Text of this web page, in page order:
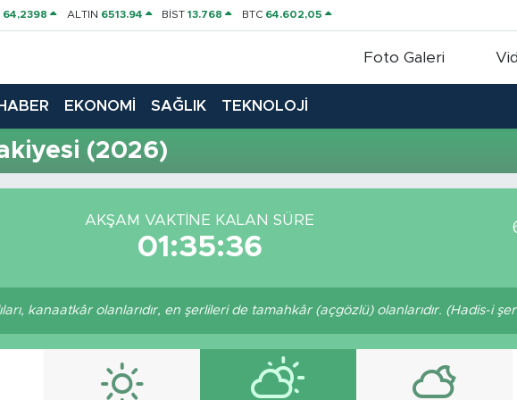
64,2398 ALTIN 6513.94 BİST13.768 BTC 64.602,05
Foto Galeri
HABER EKONOMİ SAĞLIK TEKNOLOJİ
(2026)
AKŞAM VAKTINE KALAN SÜRE
01:35:35
kanaatkâr olanlarıdır, en şerlileri de tamahkâr (açgözlü) olanlarıdır. (Hadis-i